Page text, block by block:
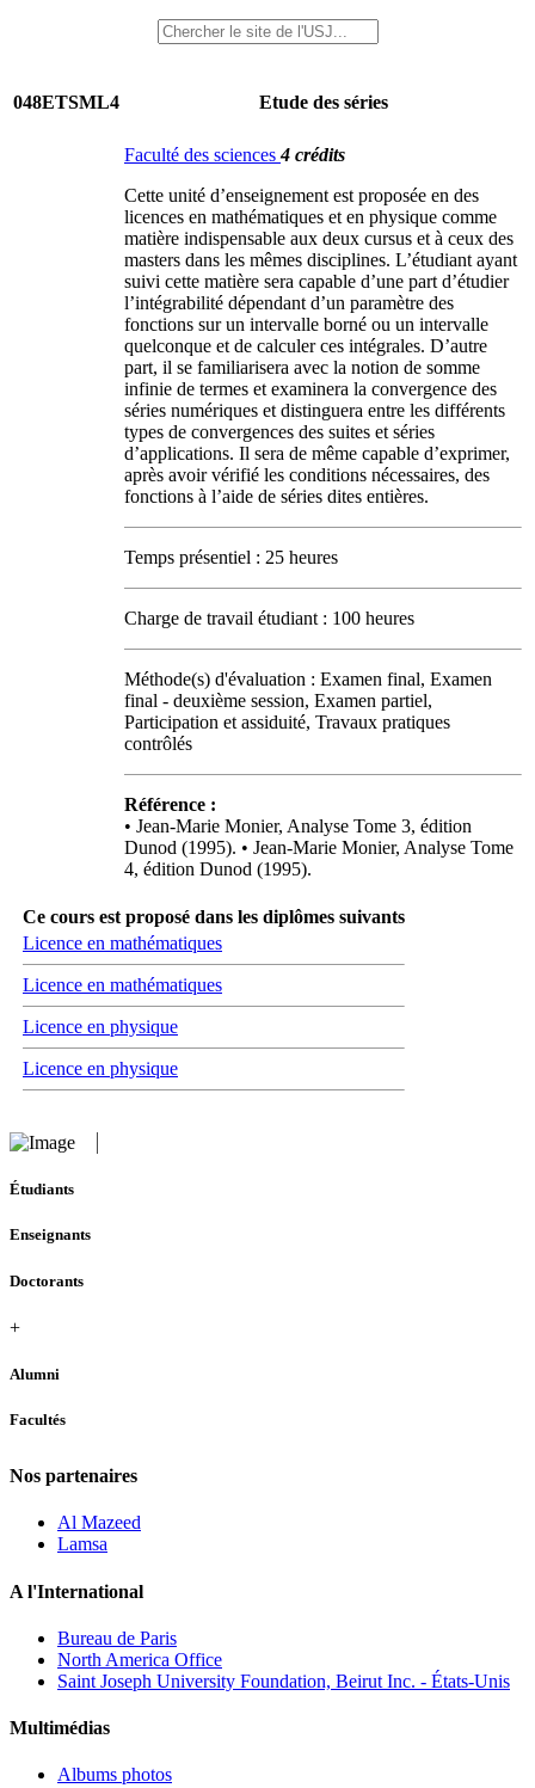
048ETSML4 Etude des séries
Faculté des sciences4 crédits
Cette unité d’enseignement est proposée en des
licences en mathématiques et en physique comme
matière indispensable aux deux cursus et à ceux des
masters dans les mêmes disciplines. L’étudiant ayant
suivi cette matière sera capable d’une part d’étudier
l’intégrabilité dépendant d’un paramètre des
fonctions sur un intervalle borné ou un intervalle
quelconque et de calculer ces intégrales. D’autre
part, il se familiarisera avec la notion de somme
infinie de termes et examinera la convergence des
séries numériques et distinguera entre les différents
types de convergences des suites et séries
d’applications. Il sera de même capable d’exprimer,
après avoir vérifié les conditions nécessaires, des
fonctions à l’aide de séries dites entières.
Temps présentiel : 25 heures
Charge de travail étudiant : 100 heures
Méthode(s) d'évaluation : Examen final, Examen
final - deuxième session, Examen partiel,
Participation et assiduité, Travaux pratiques
contrôlés
Référence :
• Jean-Marie Monier, Analyse Tome 3, édition
Dunod (1995). • Jean-Marie Monier, Analyse Tome
4, édition Dunod (1995).
Ce cours est proposé dans les diplômes suivants
Licence en mathématiques
Licence en mathématiques
Licence en physique
Licence en physique
Étudiants
Enseignants
Doctorants
+
Alumni
Facultés
Nos partenaires
Al Mazeed
Lamsa
A l'International
Bureau de Paris
North America Office
Saint Joseph University Foundation, Beirut Inc. - États-Unis
Multimédias
Albums photos